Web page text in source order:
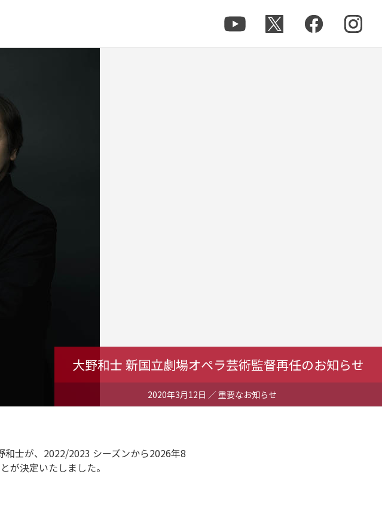
大野和士 新国立劇場オペラ芸術監督再任のお知らせ
2020年3月12日 ／ 重要なお知らせ
士が、2022/2023 シーズンから2026年8
が決定いたしました。